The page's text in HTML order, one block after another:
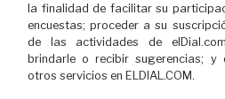
la finalidad de facilitar su
encuestas; proceder a su
de las actividades de
brindarle o recibir sugerencias; y
otros servicios en ELDIAL.COM.